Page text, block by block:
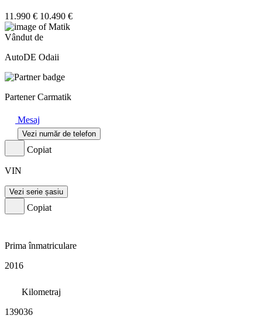
11.990 € 10.490 €
Vândut de
AutoDE Odaii
Partener Carmatik
Mesaj
Vezi număr de telefon
Copiat
VIN
Vezi serie șasiu
Copiat
Prima înmatriculare
2016
Kilometraj
139036